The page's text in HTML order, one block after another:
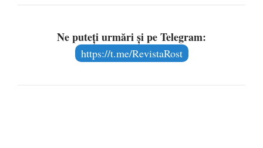
Ne puteți urmări și pe Telegram:
https://t.me/RevistaRost